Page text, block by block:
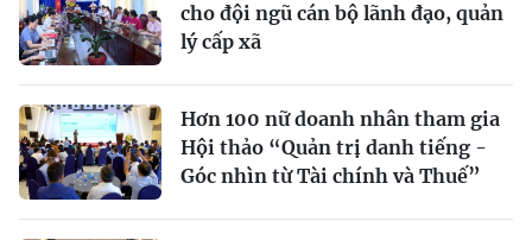
cho đội ngũ cán bộ lãnh đạo, quản
lý cấp xã
Hơn 100 nữ doanh nhân tham gia
Hội thảo “Quản trị danh tiếng -
Góc nhìn từ Tài chính và Thuế”